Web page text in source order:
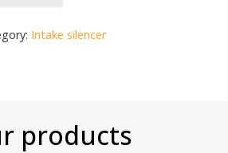
Intake silencer
products